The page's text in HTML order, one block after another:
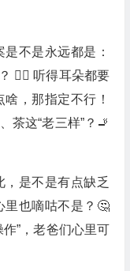
不是永远都是：
🤷‍♀️ 听得耳朵都要
，那指定不行！
茶这“老三样”？🚬
是不是有点缺乏
里也嘀咕不是？🤔
”，老爸们心里可